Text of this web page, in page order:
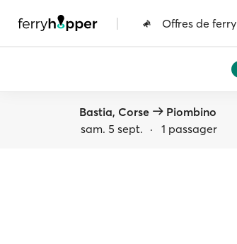
| Offres de ferry
Bastia, Corse
Piombino
sam. 5 sept. · 1 passager